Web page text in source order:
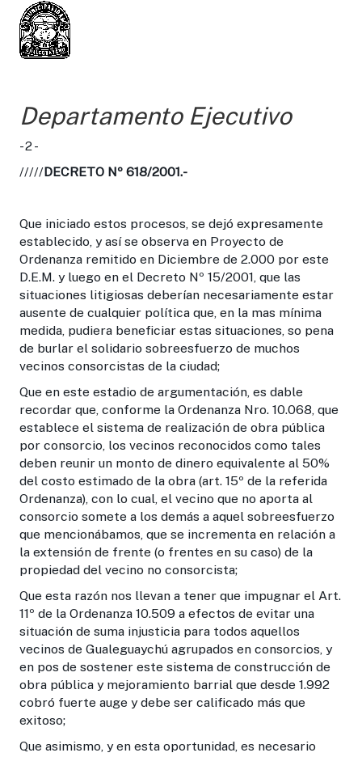
Departamento Ejecutivo
- 2 -
/////DECRETO Nº 618/2001.-
Que iniciado estos procesos, se dejó expresamente
establecido, y así se observa en Proyecto de
Ordenanza remitido en Diciembre de 2.000 por este
D.E.M. y luego en el Decreto Nº 15/2001, que las
situaciones litigiosas deberían necesariamente estar
ausente de cualquier política que, en la mas mínima
medida, pudiera beneficiar estas situaciones, so pena
de burlar el solidario sobreesfuerzo de muchos
vecinos consorcistas de la ciudad;
Que en este estadio de argumentación, es dable
recordar que, conforme la Ordenanza Nro. 10.068, que
establece el sistema de realización de obra pública
por consorcio, los vecinos reconocidos como tales
deben reunir un monto de dinero equivalente al 50%
del costo estimado de la obra (art. 15º de la referida
Ordenanza), con lo cual, el vecino que no aporta al
consorcio somete a los demás a aquel sobreesfuerzo
que mencionábamos, que se incrementa en relación a
la extensión de frente (o frentes en su caso) de la
propiedad del vecino no consorcista;
Que esta razón nos llevan a tener que impugnar el Art.
11º de la Ordenanza 10.509 a efectos de evitar una
situación de suma injusticia para todos aquellos
vecinos de Gualeguaychú agrupados en consorcios, y
en pos de sostener este sistema de construcción de
obra pública y mejoramiento barrial que desde 1.992
cobró fuerte auge y debe ser calificado más que
exitoso;
Que asimismo, y en esta oportunidad, es necesario